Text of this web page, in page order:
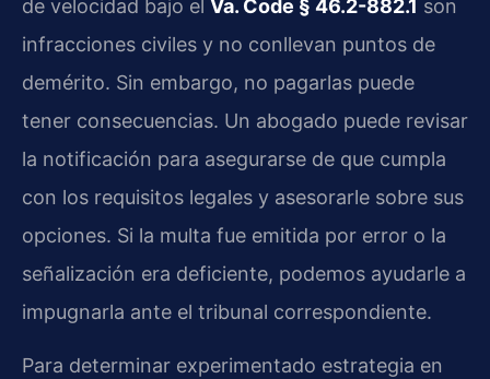
de velocidad bajo el Va. Code § 46.2-882.1 son
infracciones civiles y no conllevan puntos de
demérito. Sin embargo, no pagarlas puede
tener consecuencias. Un abogado puede revisar
la notificación para asegurarse de que cumpla
con los requisitos legales y asesorarle sobre sus
opciones. Si la multa fue emitida por error o la
señalización era deficiente, podemos ayudarle a
impugnarla ante el tribunal correspondiente.
Para determinar experimentado estrategia en